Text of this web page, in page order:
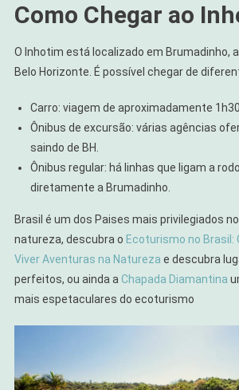
Como Chegar ao
O Inhotim está localizado em Brumadinho,
Belo Horizonte. É possível chegar de
Carro: viagem de aproximadamente 1h30
Ônibus de excursão: várias agências
saindo de BH.
Ônibus regular: há linhas que ligam a
diretamente a Brumadinho.
Brasil é um dos Paises mais privilegiados
natureza, descubra o Ecoturismo no Brasil:
Viver Aventuras na Natureza e descubra
perfeitos, ou ainda a Chapada Diamantina
mais espetaculares do ecoturismo